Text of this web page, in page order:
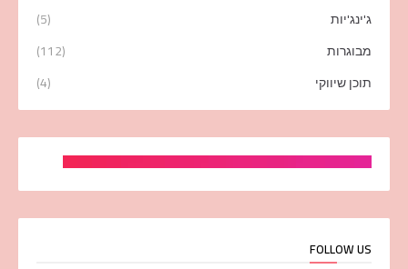
ג'ינג'יות
(5)
מבוגרות
(112)
תוכן שיווקי
(4)
FOLLOW US